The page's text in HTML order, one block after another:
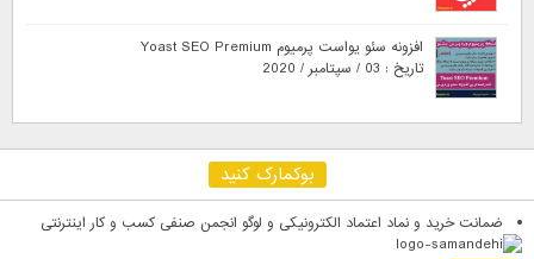
افزونه سئو یواست پرمیوم Yoast SEO Premium
تاریخ : 03 / سپتامبر / 2020
بوکمارک کنید
ضمانت خرید و نماد اعتماد الکترونیکی و لوگو انجمن صنفی کسب و کار اینترنتی